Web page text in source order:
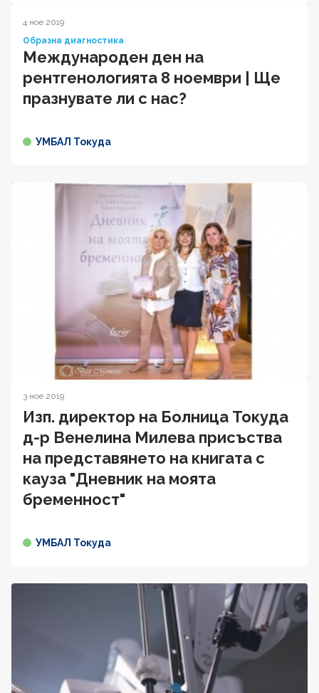
4 ное 2019
Образна диагностика
Международен ден на
рентгенологията 8 ноември | Ще
празнувате ли с нас?
УМБАЛ Токуда
3 ное 2019
Изп. директор на Болница Токуда
д-р Венелина Милева присъства
на представянето на книгата с
кауза "Дневник на моята
бременност"
УМБАЛ Токуда